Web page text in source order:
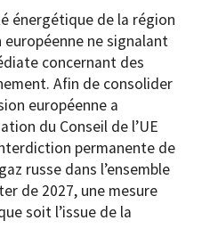
énergétique de la région
ne signalant
concernant des
Afin de consolider
européenne a
du Conseil de l’UE
permanente de
russe dans l’ensemble
de 2027, une mesure
soit l’issue de la